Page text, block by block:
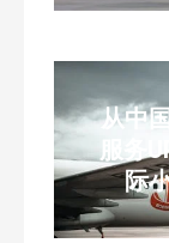
从中
服务
际